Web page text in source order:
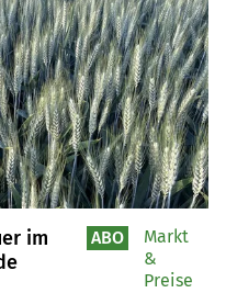
im
ABO
Markt
&
Preise